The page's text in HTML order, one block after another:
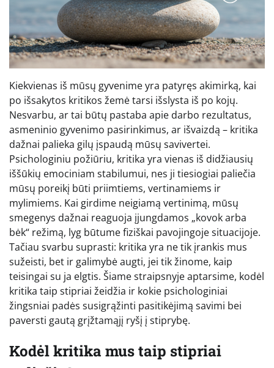
Kiekvienas iš mūsų gyvenime yra patyręs akimirką, kai
po išsakytos kritikos žemė tarsi išslysta iš po kojų.
Nesvarbu, ar tai būtų pastaba apie darbo rezultatus,
asmeninio gyvenimo pasirinkimus, ar išvaizdą – kritika
dažnai palieka gilų įspaudą mūsų savivertei.
Psichologiniu požiūriu, kritika yra vienas iš didžiausių
iššūkių emociniam stabilumui, nes ji tiesiogiai paliečia
mūsų poreikį būti priimtiems, vertinamiems ir
mylimiems. Kai girdime neigiamą vertinimą, mūsų
smegenys dažnai reaguoja įjungdamos „kovok arba
bėk“ režimą, lyg būtume fiziškai pavojingoje situacijoje.
Tačiau svarbu suprasti: kritika yra ne tik įrankis mus
sužeisti, bet ir galimybė augti, jei tik žinome, kaip
teisingai su ja elgtis. Šiame straipsnyje aptarsime, kodėl
kritika taip stipriai žeidžia ir kokie psichologiniai
žingsniai padės susigrąžinti pasitikėjimą savimi bei
paversti gautą grįžtamąjį ryšį į stiprybę.
Kodėl kritika mus taip stipriai